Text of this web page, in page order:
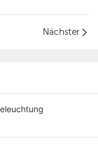
Nächster